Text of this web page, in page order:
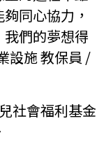
同心協力，
們的夢想得
設施 教保員 /
社會福利基金